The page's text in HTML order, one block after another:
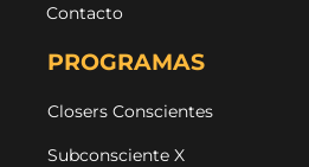
Contacto
PROGRAMAS
Closers Conscientes
Subconsciente X